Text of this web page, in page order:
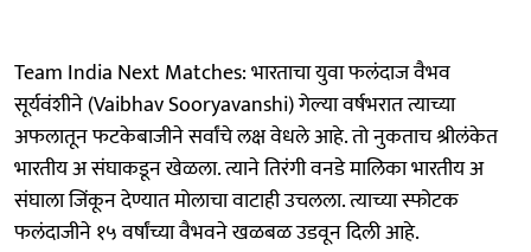
Team India Next Matches: भारताचा युवा फलंदाज वैभव
सूर्यवंशीने (Vaibhav Sooryavanshi) गेल्या वर्षभरात त्याच्या
अफलातून फटकेबाजीने सर्वांचे लक्ष वेधले आहे. तो नुकताच श्रीलंकेत
भारतीय अ संघाकडून खेळला. त्याने तिरंगी वनडे मालिका भारतीय अ
संघाला जिंकून देण्यात मोलाचा वाटाही उचलला. त्याच्या स्फोटक
फलंदाजीने १५ वर्षांच्या वैभवने खळबळ उडवून दिली आहे.